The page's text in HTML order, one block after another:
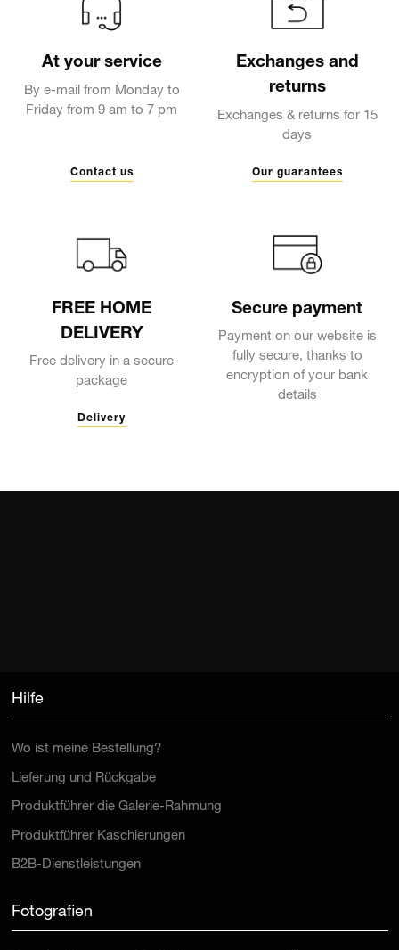
At your service
By e-mail from Monday to
Friday from 9 am to 7 pm
Contact us
Exchanges and
returns
Exchanges & returns for 15
days
Our guarantees
FREE HOME
DELIVERY
Free delivery in a secure
package
Delivery
Secure payment
Payment on our website is
fully secure, thanks to
encryption of your bank
details
Hilfe
Wo ist meine Bestellung?
Lieferung und Rückgabe
Produktführer die Galerie-Rahmung
Produktführer Kaschierungen
B2B-Dienstleistungen
Fotografien